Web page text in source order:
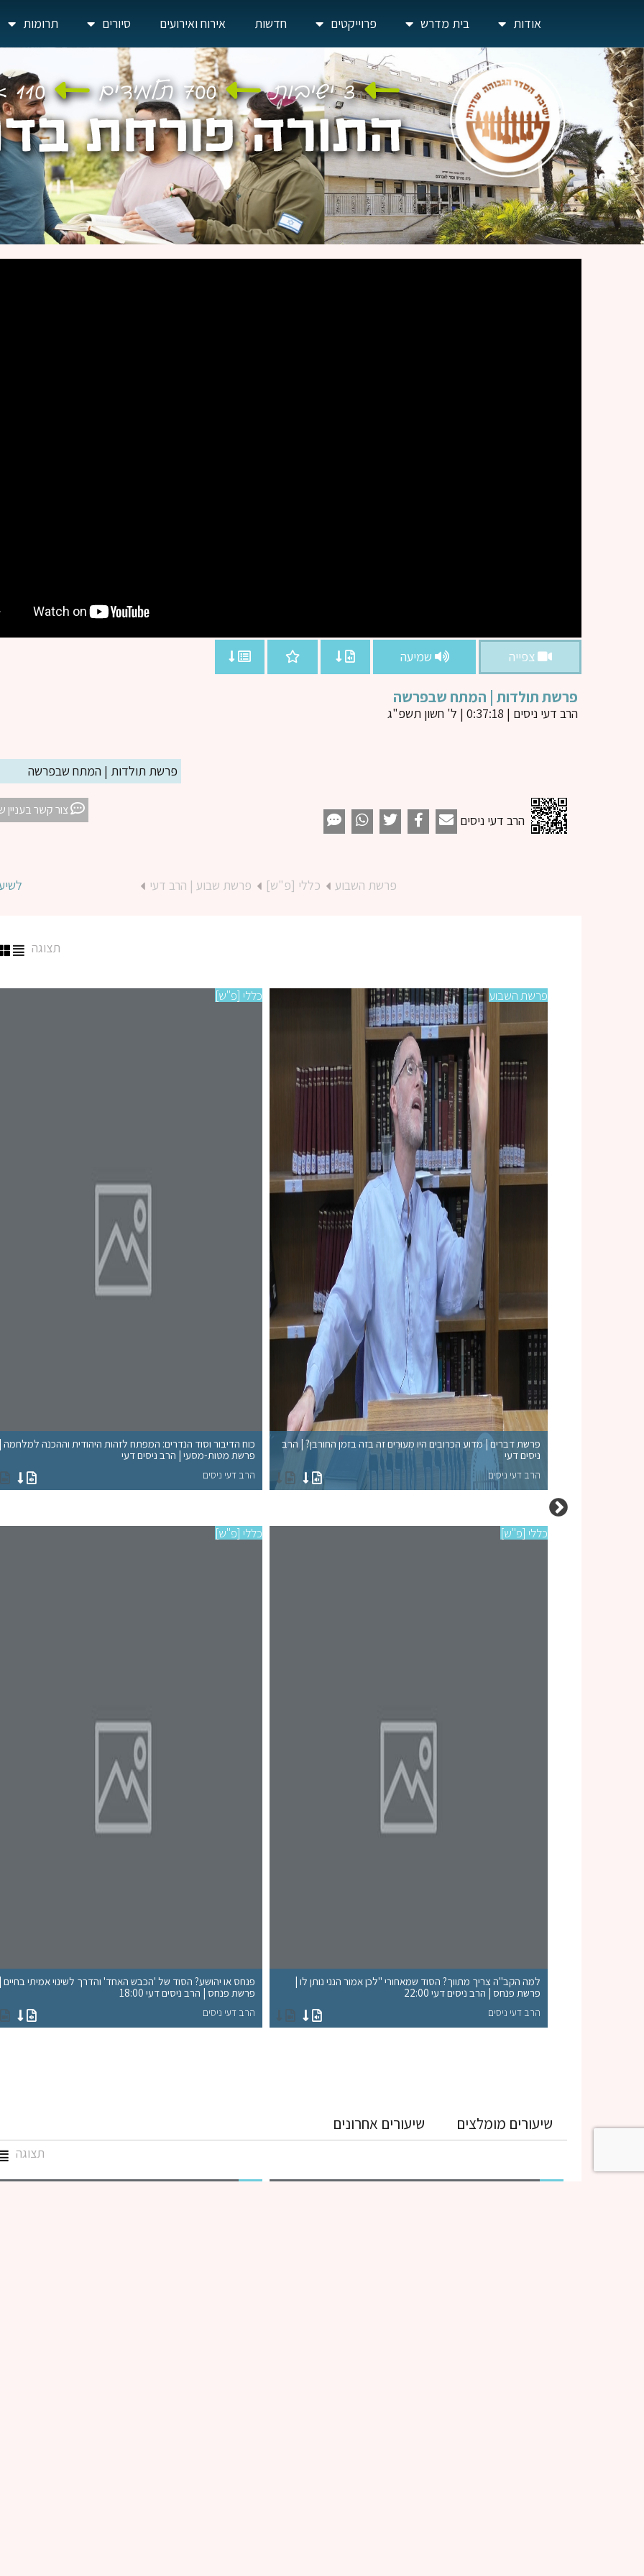
אודות בית מדרש פרוייקטים חדשות אירוח ואירועים סיורים תרומות
צפייה שמיעה
פרשת תולדות | המתח שבפרשה
הרב דעי ניסים | 0:37:18 | ל' חשון תשפ"ג
פרשת תולדות | המתח שבפרשה
הרב דעי ניסים
צור קשר בעניין
פרשת השבוע כללי [פ"ש] פרשת שבוע | הרב דעי
תצוגה
פרשת השבוע
פרשת דברים | מדוע הכרובים היו מְעוּרִים זה בזה בזמן החורבן? | הרב
ניסים דעי
הרב דעי ניסים
כללי [פ"ש]
כוח הדיבור וסוד הנדרים: המפתח לזהות היהודית וההכנה למלחמה |
פרשת מטות-מסעי | הרב ניסים דעי
הרב דעי ניסים
כללי [פ"ש]
למה הקב"ה צריך מתווך? הסוד שמאחורי "לכן אמור הנני נותן לו |
פרשת פנחס | הרב ניסים דעי 22:00
הרב דעי ניסים
כללי [פ"ש]
פנחס או יהושע? הסוד של 'הכבש האחד' והדרך לשינוי אמיתי בחיים |
פרשת פנחס | הרב ניסים דעי 18:00
הרב דעי ניסים
שיעורים מומלצים שיעורים אחרונים
תצוגה
גמרא גמרא